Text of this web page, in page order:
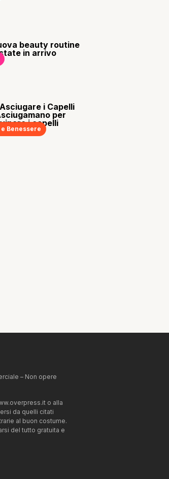
beauty routine
in arrivo
i Capelli
per
i capelli
Benessere
– Non opere
o alla
da quelli citati
al buon costume.
del tutto gratuita e